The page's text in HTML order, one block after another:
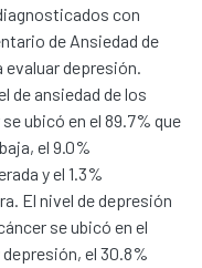
con
de Ansiedad de
evaluar depresión.
de ansiedad de los
ubicó en el 89.7% que
el 9.0%
y el 1.3%
El nivel de depresión
se ubicó en el
el 30.8%